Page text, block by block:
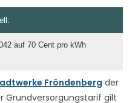
Fröndenberg der
Grundversorgungstarif gilt
auf 70 Cent pro kWh